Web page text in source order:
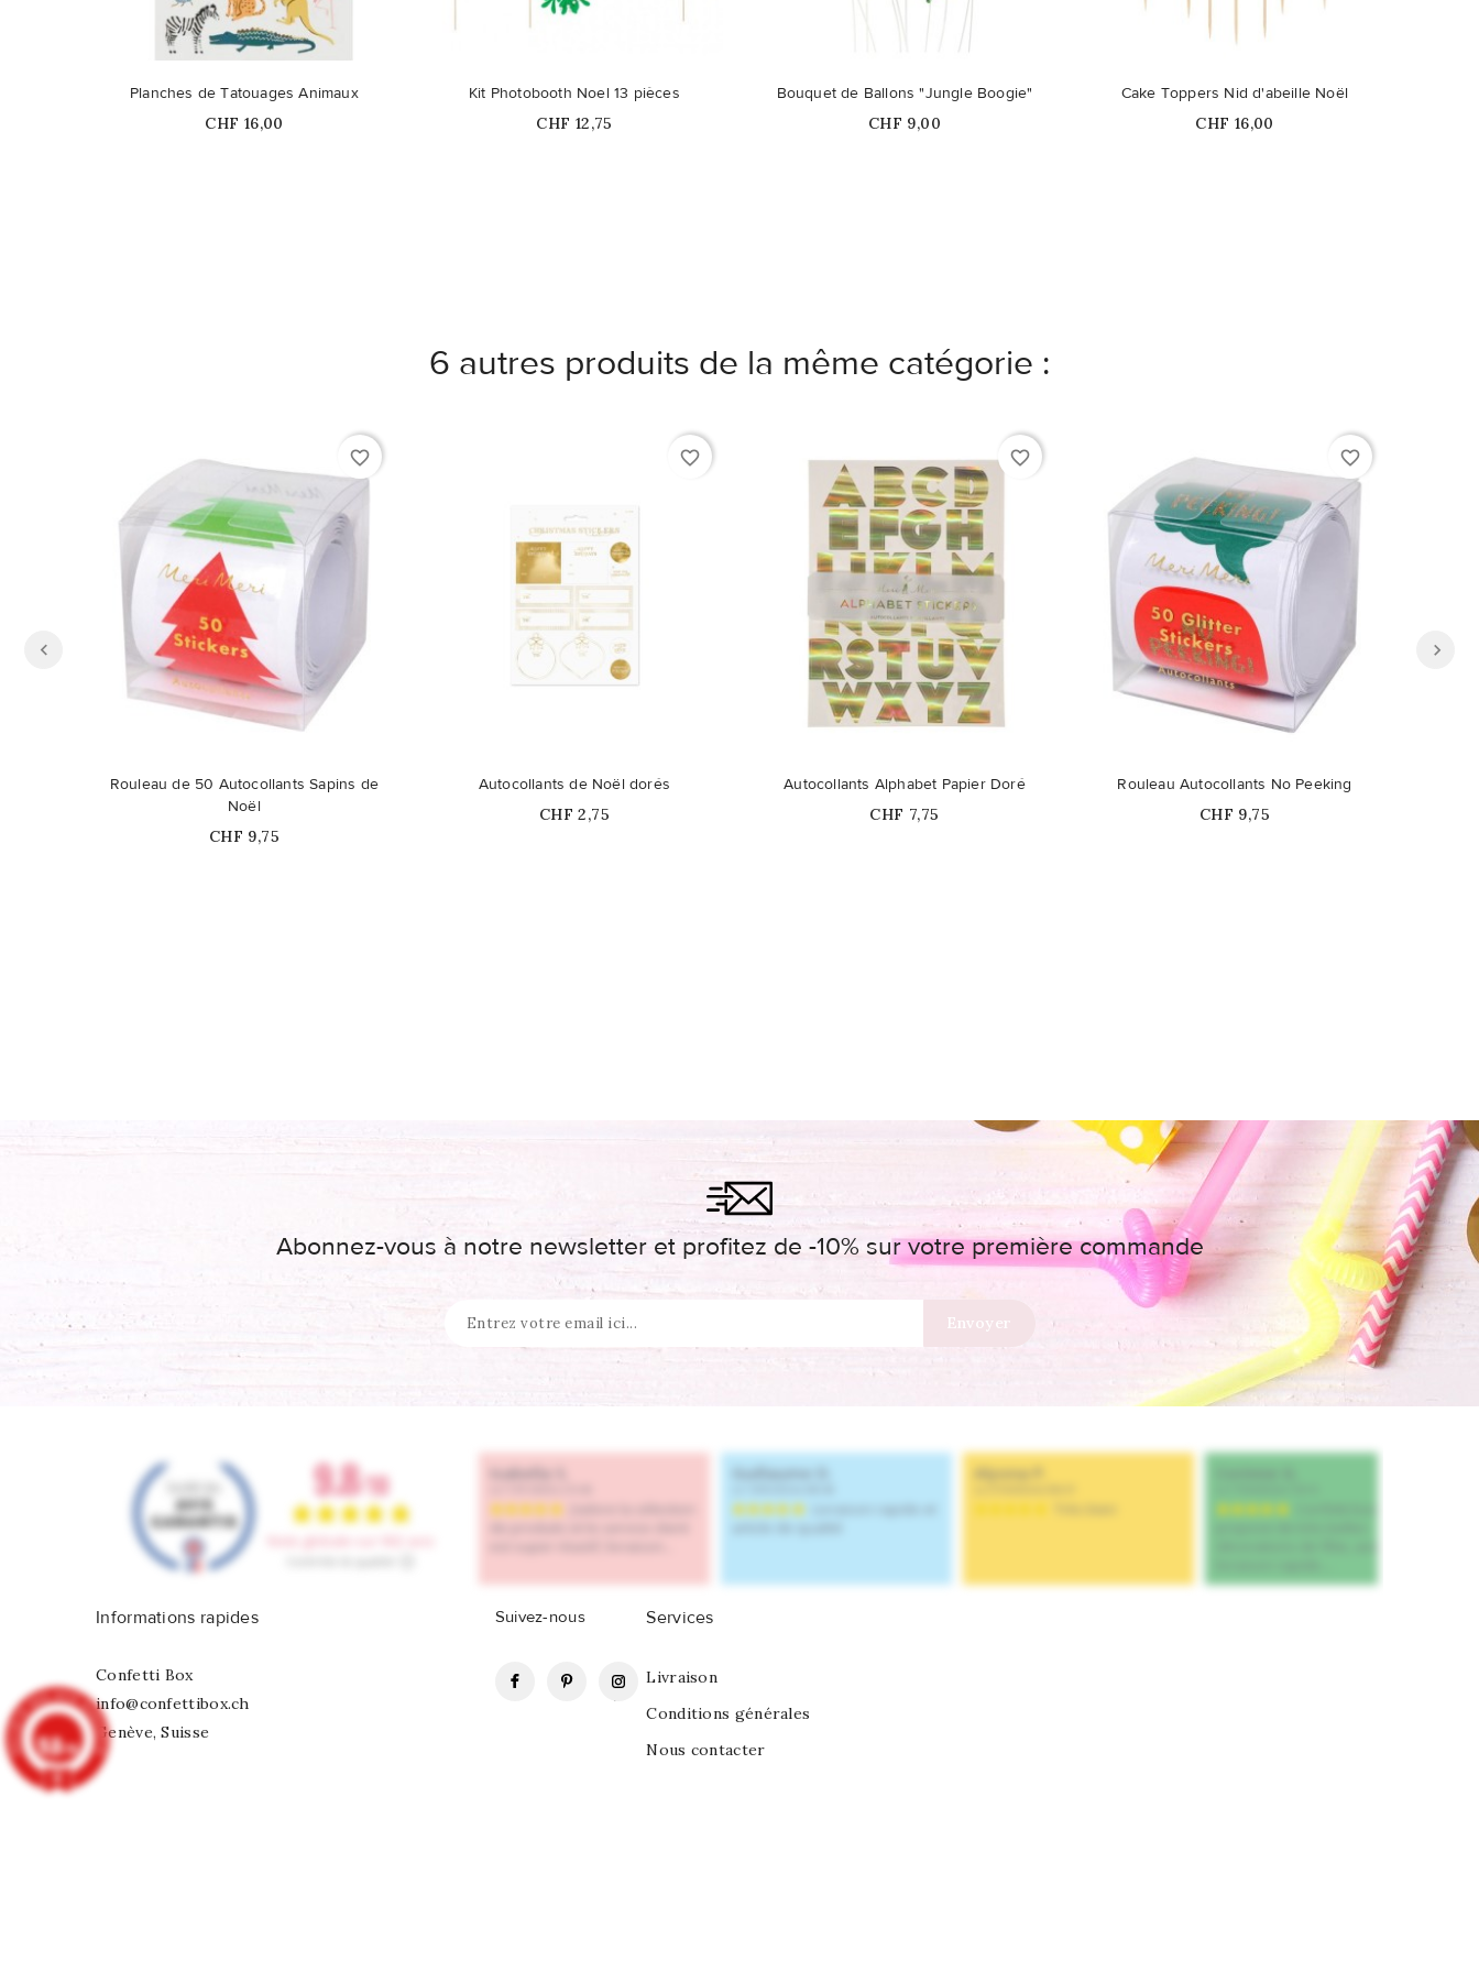
Planches de Tatouages Animaux
Prix
CHF 16,00
Ce produit n'est plus disponible en
stock
Kit Photobooth Noel 13 pièces
Prix
CHF 12,75
Bouquet de Ballons "Jungle Boogie"
Prix
CHF 9,00
Cake Toppers Nid d'abeille Noël
Prix
CHF 16,00
6 autres produits de la même catégorie :
favorite_border
Rouleau de 50 Autocollants Sapins de
Noël
Prix
CHF 9,75
favorite_border
Autocollants de Noël dorés
Prix
CHF 2,75
favorite_border
Autocollants Alphabet Papier Doré
Prix
CHF 7,75
favorite_border
Rouleau Autocollants No Peeking
Prix
CHF 9,75
Abonnez-vous à notre newsletter et profitez de -10% sur votre première commande
Informations rapides
Confetti Box
info@confettibox.ch
Genève, Suisse
Suivez-nous
FacebookPinterestInstagram
Services
Livraison
Conditions générales
Nous contacter
9.8/10
902 avis